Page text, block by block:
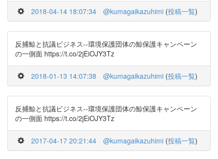
2018-04-14 18:07:34 @kumagaikazuhimi (投稿一覧)
反捕鯨と抗議ビジネス--環境保護団体の鯨保護キャンペーン
の一側面 https://t.co/2jEiOJY3Tz
2018-01-13 14:07:38 @kumagaikazuhimi (投稿一覧)
反捕鯨と抗議ビジネス--環境保護団体の鯨保護キャンペーン
の一側面 https://t.co/2jEiOJY3Tz
2017-04-17 20:21:44 @kumagaikazuhimi (投稿一覧)